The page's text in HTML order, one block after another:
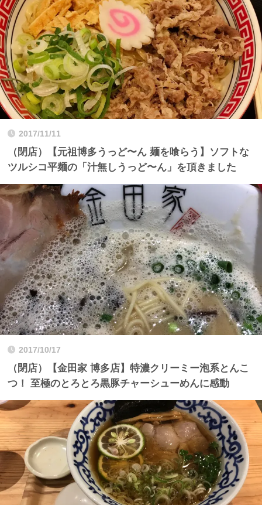
2017/11/11
（閉店）【元祖博多うっど〜ん 麺を喰らう】ソフトな
ツルシコ平麺の「汁無しうっど〜ん」を頂きました
2017/10/17
（閉店）【金田家 博多店】特濃クリーミー泡系とんこ
つ！ 至極のとろとろ黒豚チャーシューめんに感動